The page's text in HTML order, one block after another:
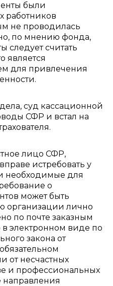
были
работников
не проводилась
по мнению фонда,
следует считать
является
для привлечения
суд кассационной
СФР и встал на
лицо СФР,
истребовать у
необходимые для
о
может быть
организации лично
по почте заказным
электронном виде по
закона от
от несчастных
и профессиональных
направления